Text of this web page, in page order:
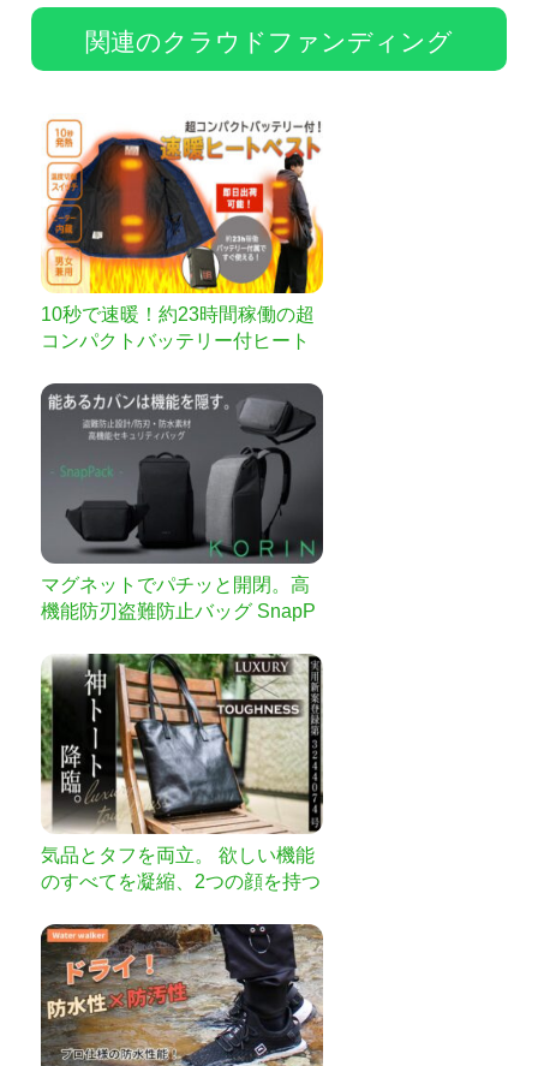
関連のクラウドファンディング
10秒で速暖！約23時間稼働の超
コンパクトバッテリー付ヒート
マグネットでパチッと開閉。高
機能防刃盗難防止バッグ SnapP
気品とタフを両立。 欲しい機能
のすべてを凝縮、2つの顔を持つ